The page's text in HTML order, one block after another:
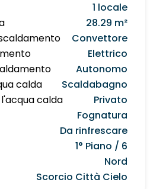
1 locale
28.29 m²
Convettore
Elettrico
Autonomo
calda
Scaldabagno
calda
Privato
Fognatura
Da rinfrescare
1° Piano / 6
Nord
Scorcio Città Cielo